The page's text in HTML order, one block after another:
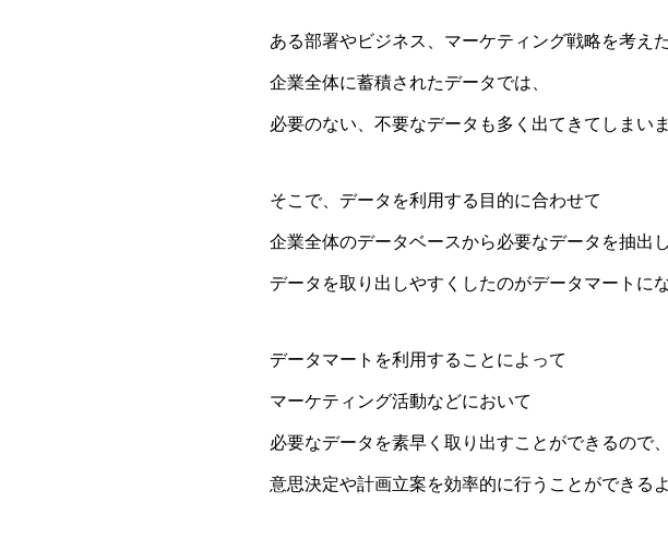
ある部署やビジネス、マーケティング戦略を考えた
企業全体に蓄積されたデータでは、
必要のない、不要なデータも多く出てきてしまいま
そこで、データを利用する目的に合わせて
企業全体のデータベースから必要なデータを抽出し
データを取り出しやすくしたのがデータマートに
データマートを利用することによって
マーケティング活動などにおいて
必要なデータを素早く取り出すことができるので、
意思決定や計画立案を効率的に行うことができる